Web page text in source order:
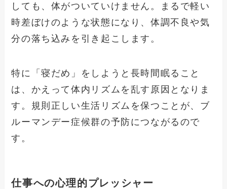
しても、体がついていけません。まるで軽い
時差ぼけのような状態になり、体調不良や気
分の落ち込みを引き起こします。
特に「寝だめ」をしようと長時間眠ること
は、かえって体内リズムを乱す原因となりま
す。規則正しい生活リズムを保つことが、ブ
ルーマンデー症候群の予防につながるので
す。
仕事への心理的プレッシャー